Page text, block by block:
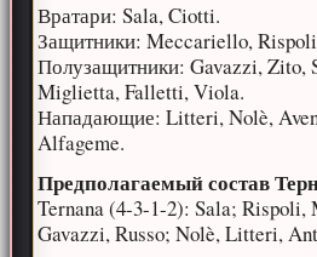
Вратари: Sala, Ciotti.
Защитники: Meccariello,
Полузащитники: Gavazzi, Zito,
Miglietta, Falletti, Viola.
Нападающие: Litteri, Nolè,
Alfageme.
Предполагаемый состав
Ternana (4-3-1-2): Sala;
Gavazzi, Russo; Nolè, Litteri,